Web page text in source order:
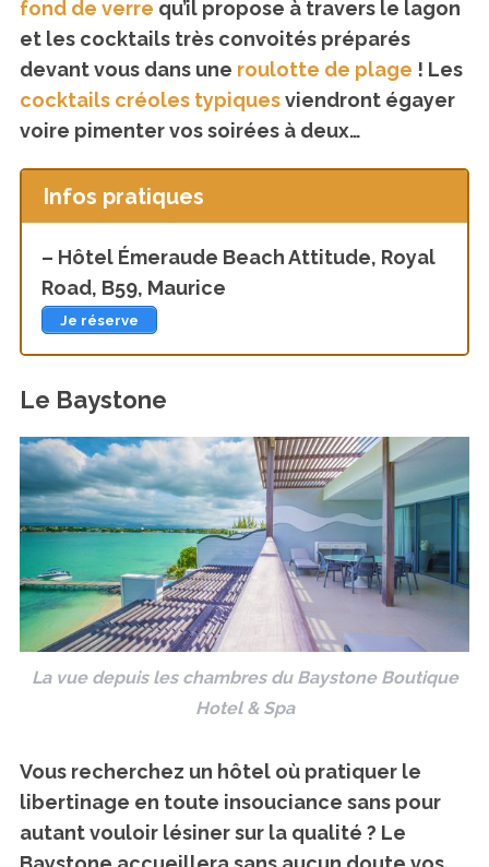
fond de verre qu’il propose à travers le lagon
et les cocktails très convoités préparés
devant vous dans une roulotte de plage ! Les
cocktails créoles typiquesviendront égayer
voire pimenter vos soirées à deux…
Infos pratiques
– Hôtel Émeraude Beach Attitude, Royal
Road, B59, Maurice
Je réserve
Le Baystone
La vue depuis les chambres du Baystone Boutique
Hotel & Spa
Vous recherchez un hôtel où pratiquer le
libertinage en toute insouciance sans pour
autant vouloir lésiner sur la qualité ? Le